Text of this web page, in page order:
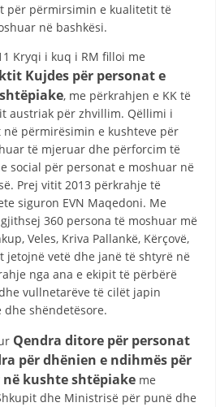
I KRYQIT TË KUQ
I KRYQIT TË KUQ
DHE ZHVILLIMI
BORDI DREJTUES
KUVENDI
STRUKTURA ORGANIZATIVE
DISEMINIMI
HUMANITARE
I VLERAVE HUMANE
DHE MBROJTJEN E STEMËS
për përmirsimin e kualitetit të
në bashkësi.
Kryqi i kuq i RM filloi me
Kujdes për personat e
, me përkrahjen e KK të
austriak për zhvillim. Qëllimi i
përmirësimin e kushteve për
të mjeruar dhe përforcim të
social për personat e moshuar në
Prej vitit 2013 përkrahje të
siguron EVN Maqedoni. Me
360 persona të moshuar më
Veles, Kriva Pallankë, Kërçovë,
jetojnë vetë dhe janë të shtyrë në
nga ana e ekipit të përbërë
vullnetarëve të cilët japin
dhe shëndetësore.
Qendra ditore për personat
për dhënien e ndihmës për
kushte shtëpiake me
dhe Ministrisë për punë dhe